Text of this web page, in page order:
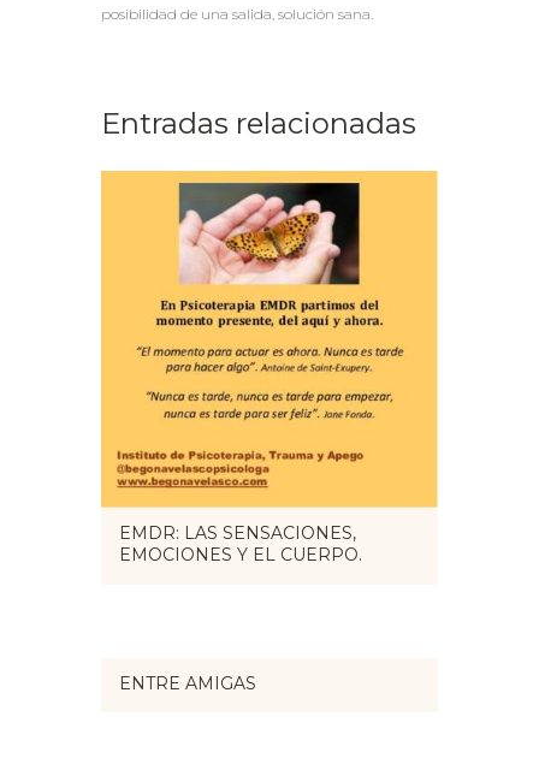
posibilidad de una salida, solución sana.
Entradas relacionadas
EMDR: LAS SENSACIONES,
EMOCIONES Y EL CUERPO.
ENTRE AMIGAS